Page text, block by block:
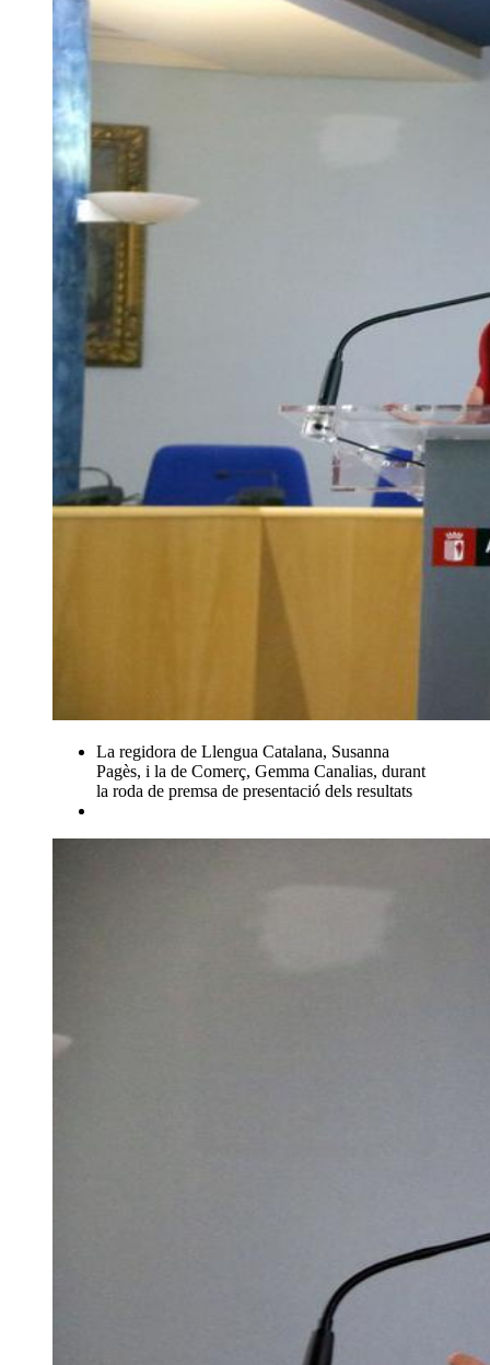
La regidora de Llengua Catalana, Susanna
Pagès, i la de Comerç, Gemma Canalias, durant
la roda de premsa de presentació dels resultats